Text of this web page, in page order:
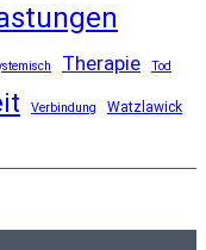
Therapie Tod
Verbindung Watzlawick